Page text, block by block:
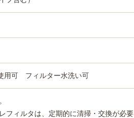
用可 フィルター水洗い可
フィルタは、定期的に清掃・交換が必